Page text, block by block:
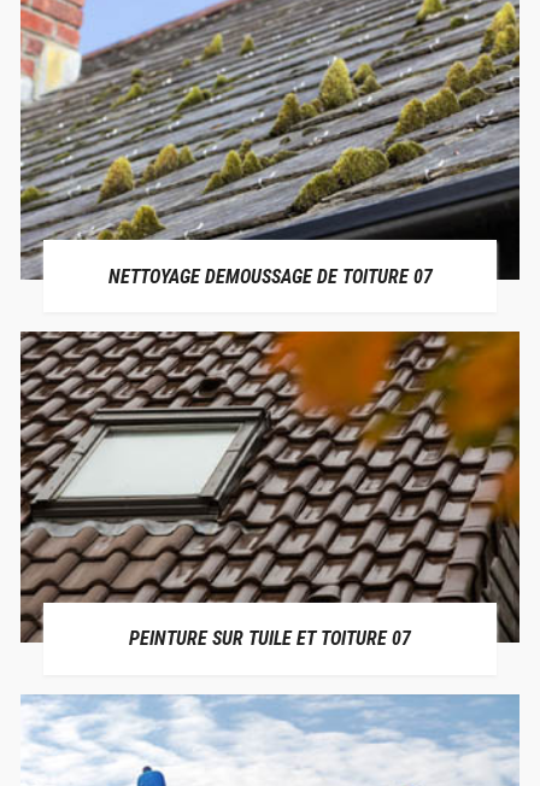
NETTOYAGE DEMOUSSAGE DE TOITURE 07
PEINTURE SUR TUILE ET TOITURE 07